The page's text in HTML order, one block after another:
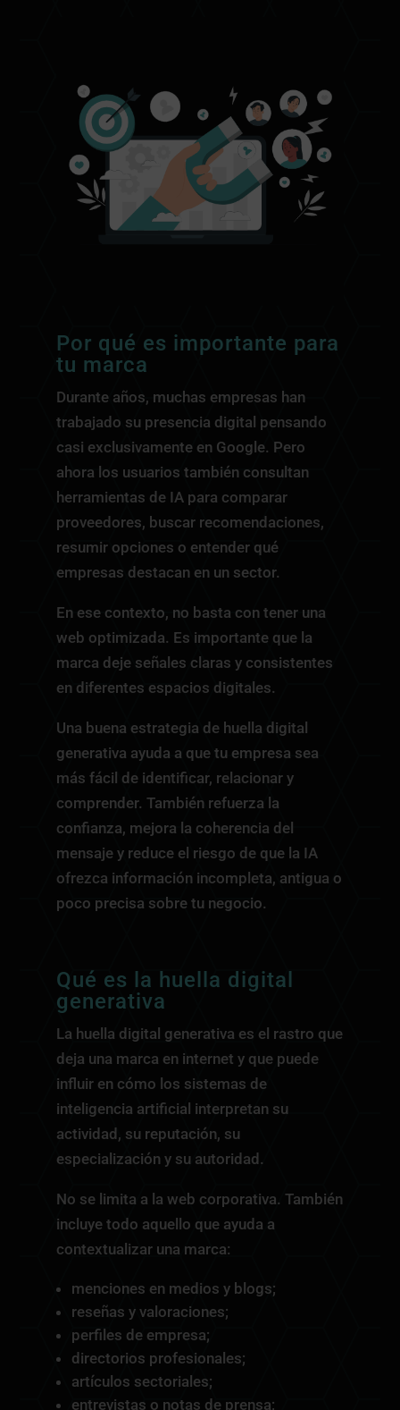
Por qué es importante para
tu marca
Durante años, muchas empresas han
trabajado su presencia digital pensando
casi exclusivamente en Google. Pero
ahora los usuarios también consultan
herramientas de IA para comparar
proveedores, buscar recomendaciones,
resumir opciones o entender qué
empresas destacan en un sector.
En ese contexto, no basta con tener una
web optimizada. Es importante que la
marca deje señales claras y consistentes
en diferentes espacios digitales.
Una buena estrategia de huella digital
generativa ayuda a que tu empresa sea
más fácil de identificar, relacionar y
comprender. También refuerza la
confianza, mejora la coherencia del
mensaje y reduce el riesgo de que la IA
ofrezca información incompleta, antigua o
poco precisa sobre tu negocio.
Qué es la huella digital
generativa
La huella digital generativa es el rastro que
deja una marca en internet y que puede
influir en cómo los sistemas de
inteligencia artificial interpretan su
actividad, su reputación, su
especialización y su autoridad.
No se limita a la web corporativa. También
incluye todo aquello que ayuda a
contextualizar una marca:
menciones en medios y blogs;
reseñas y valoraciones;
perfiles de empresa;
directorios profesionales;
artículos sectoriales;
entrevistas o notas de prensa;